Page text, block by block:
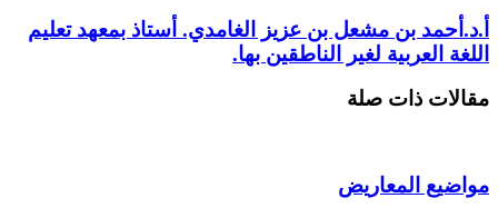
أ.د.أحمد بن مشعل بن عزيز الغامدي. أستاذ بمعهد تعليم
اللغة العربية لغير الناطقين بها.
مقالات ذات صلة
مواضيع المعاريض